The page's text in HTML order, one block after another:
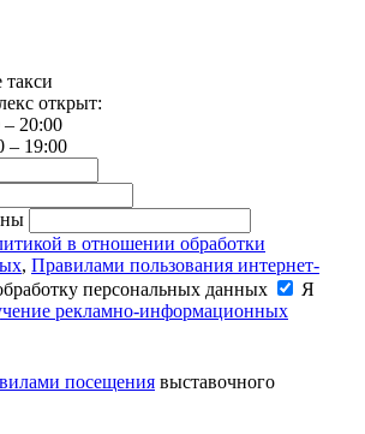
такси
открыт:
20:00
– 19:00
в отношении обработки
, Правилами пользования интернет-
персональных данных
Я
рекламно-информационных
посещения выставочного